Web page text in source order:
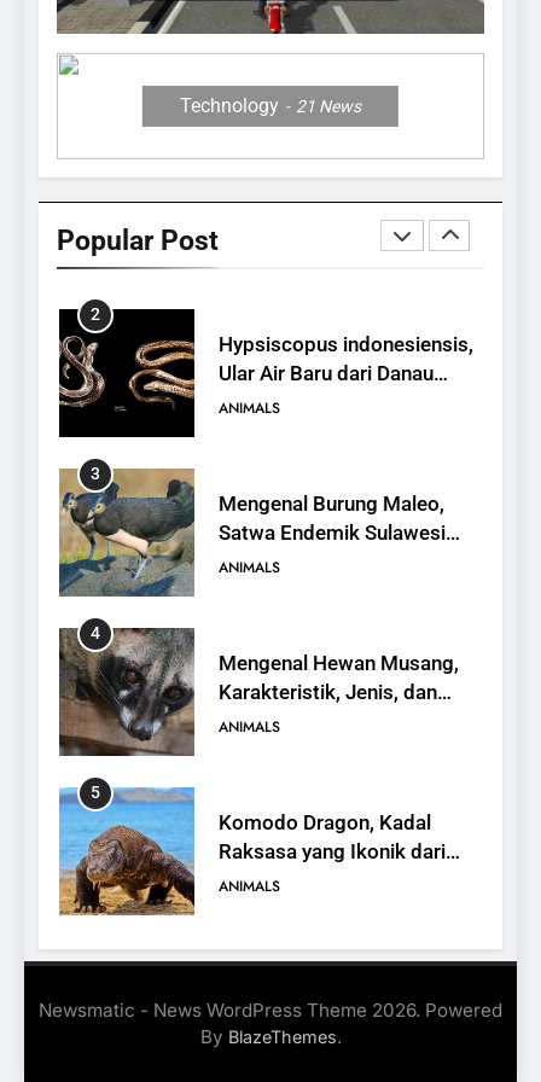
Technology 21 News
Popular Post
12 Fakta Memukau dari
Jerapah
ANIMALS
1
Antelope, Si Antelop
2
Hypsiscopus indonesiensis,
Ular Air Baru dari Danau
Towuti
ANIMALS
3
Mengenal Burung Maleo,
Satwa Endemik Sulawesi
yang Terancam Punah
ANIMALS
4
Mengenal Hewan Musang,
Karakteristik, Jenis, dan
Peran dalam Ekosistem
ANIMALS
5
Komodo Dragon, Kadal
Raksasa yang Ikonik dari
Indonesia
ANIMALS
6
Emas, Penemuan Baru di
Dunia Satwa
ANIMALS
Newsmatic - News WordPress Theme 2026. Powered
By BlazeThemes.